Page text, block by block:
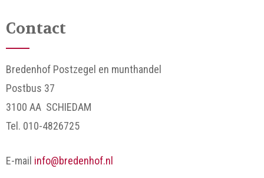
Contact
Bredenhof Postzegel en munthandel
Postbus 37
3100 AA SCHIEDAM
Tel. 010-4826725
E-mail info@bredenhof.nl